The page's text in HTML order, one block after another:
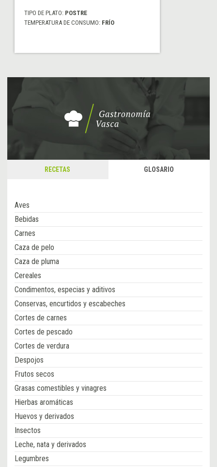
TIPO DE PLATO: POSTRE
TEMPERATURA DE CONSUMO: FRÍO
RECETAS GLOSARIO
Aves
Bebidas
Carnes
Caza de pelo
Caza de pluma
Cereales
Condimentos, especias y aditivos
Conservas, encurtidos y escabeches
Cortes de carnes
Cortes de pescado
Cortes de verdura
Despojos
Frutos secos
Grasas comestibles y vinagres
Hierbas aromáticas
Huevos y derivados
Insectos
Leche, nata y derivados
Legumbres